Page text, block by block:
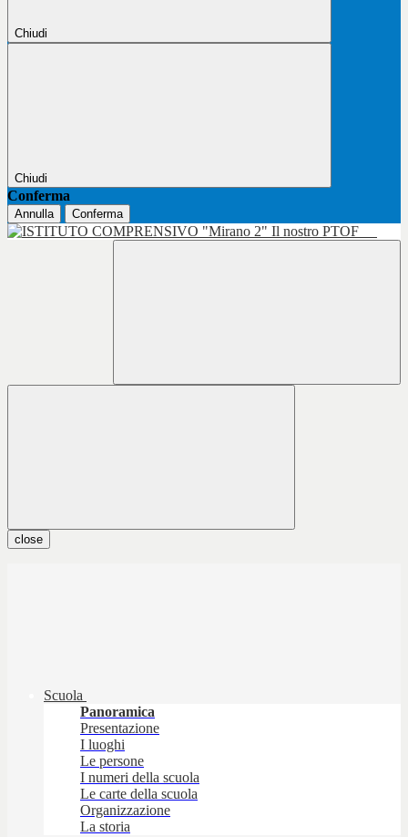
Chiudi
Chiudi
Conferma
Annulla Conferma
Il nostro PTOF
close
Scuola
Panoramica
Presentazione
I luoghi
Le persone
I numeri della scuola
Le carte della scuola
Organizzazione
La storia